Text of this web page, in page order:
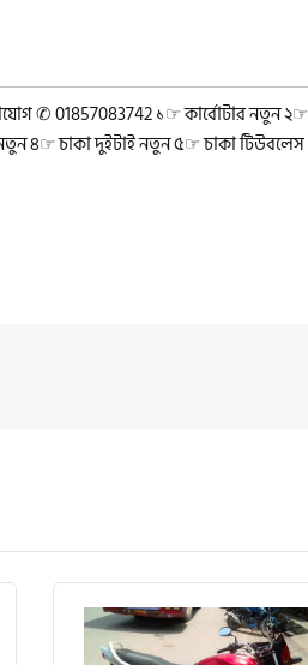
✆ 01857083742 ১‌‌☞ কার্বোটার নতুন ২☞
৪☞ চাকা দুইটাই নতুন ৫☞ চাকা টিউবলেস